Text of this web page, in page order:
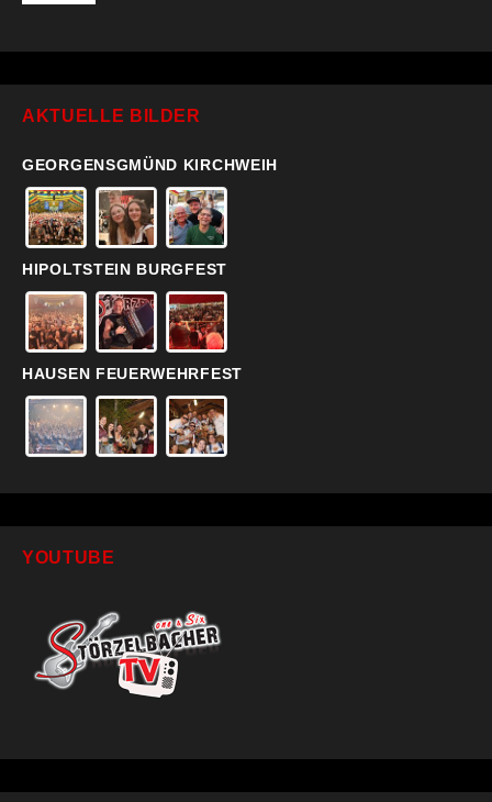
AKTUELLE BILDER
GEORGENSGMÜND KIRCHWEIH
HIPOLTSTEIN BURGFEST
HAUSEN FEUERWEHRFEST
YOUTUBE